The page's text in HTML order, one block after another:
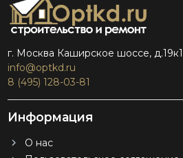
г. Москва Каширское шоссе, д.19к1
info@optkd.ru
8 (495) 128-03-81
Информация
О нас